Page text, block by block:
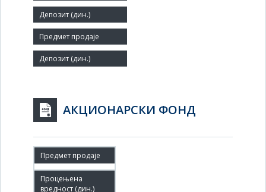
31
Заступник:
АКЦИОНАРСКИ ФОНД
14.03.2011
14.03.2011